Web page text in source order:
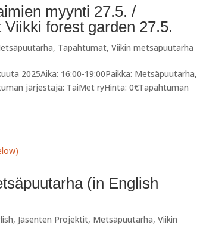
myynti 27.5. /
forest garden 27.5.
, Tapahtumat,Viikin metsäpuutarha
2025Aika: 16:00-19:00Paikka: Metsäpuutarha,
järjestäjä: TaiMet ryHinta: 0€Tapahtuman
(in English
, Jäsenten Projektit, Metsäpuutarha,Viikin